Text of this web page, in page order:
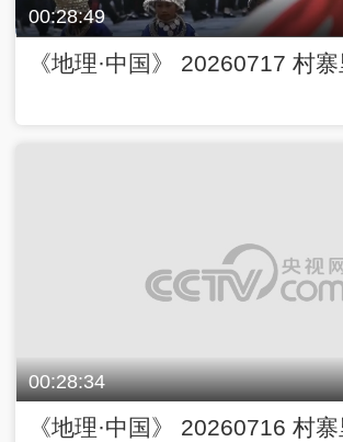
00:28:49
《地理·中国》 20260717 村寨
00:28:34
《地理·中国》 20260716 村寨